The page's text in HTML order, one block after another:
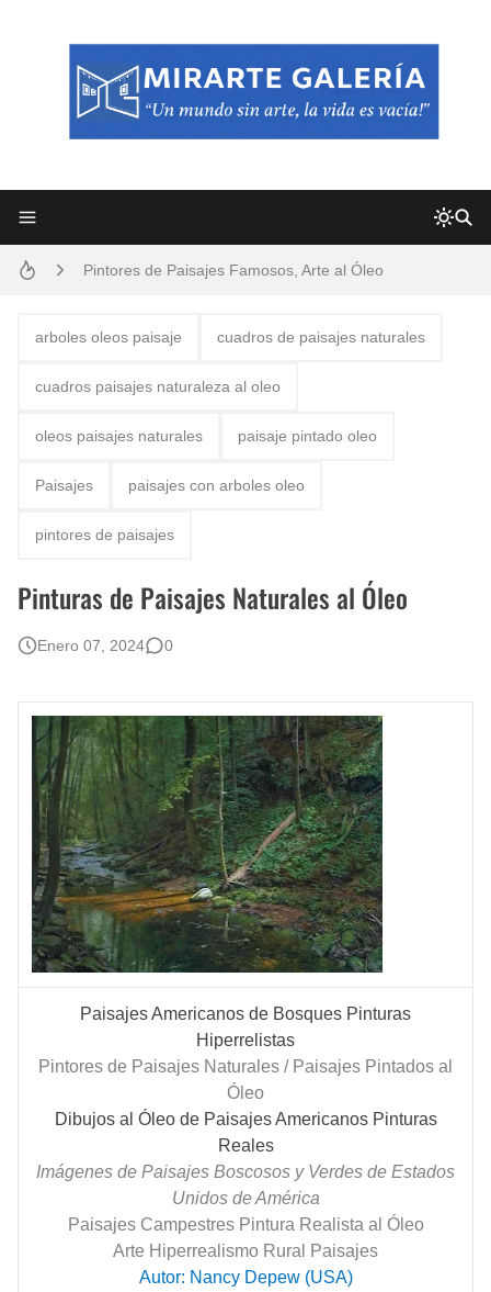
Pintores de Paisajes Famosos, Arte al Óleo
arboles oleos paisaje cuadros de paisajes naturales
cuadros paisajes naturaleza al oleo
oleos paisajes naturales paisaje pintado oleo
Paisajes paisajes con arboles oleo
pintores de paisajes
Pinturas de Paisajes Naturales al Óleo
Enero 07, 2024 0
Paisajes Americanos de Bosques Pinturas
Hiperrelistas
Pintores de Paisajes Naturales / Paisajes Pintados al
Óleo
Dibujos al Óleo de Paisajes Americanos Pinturas
Reales
Imágenes de Paisajes Boscosos y Verdes de Estados
Unidos de América
Paisajes Campestres Pintura Realista al Óleo
Arte Hiperrealismo Rural Paisajes
Autor: Nancy Depew (USA)